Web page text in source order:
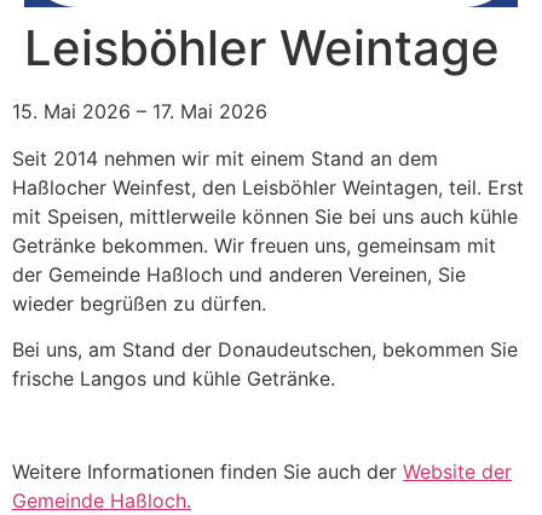
Leisböhler Weintage
15. Mai 2026 – 17. Mai 2026
Seit 2014 nehmen wir mit einem Stand an dem
Haßlocher Weinfest, den Leisböhler Weintagen, teil. Erst
mit Speisen, mittlerweile können Sie bei uns auch kühle
Getränke bekommen. Wir freuen uns, gemeinsam mit
der Gemeinde Haßloch und anderen Vereinen, Sie
wieder begrüßen zu dürfen.
Bei uns, am Stand der Donaudeutschen, bekommen Sie
frische Langos und kühle Getränke.
Weitere Informationen finden Sie auch der Website der
Gemeinde Haßloch.